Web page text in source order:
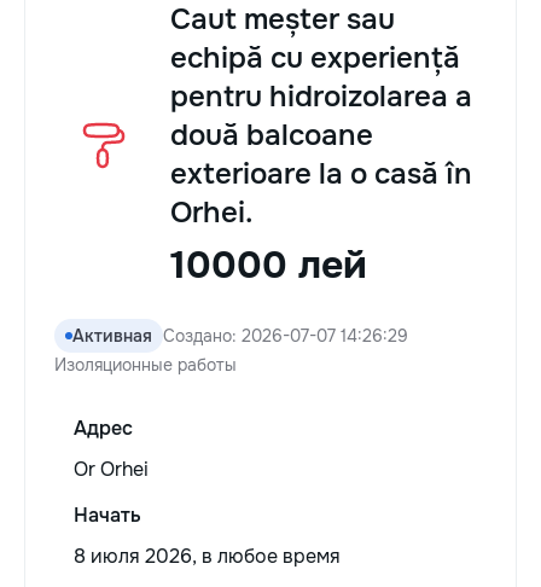
Caut meșter sau
echipă cu experiență
pentru hidroizolarea a
două balcoane
exterioare la o casă în
Orhei.
10000 лей
Активная Создано: 2026-07-07 14:26:29
Изоляционные работы
Адрес
Or Orhei
Начать
8 июля 2026, в любое время